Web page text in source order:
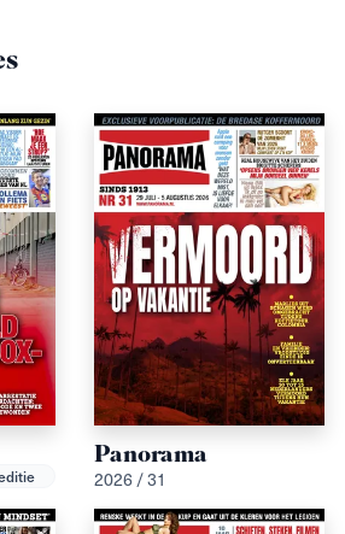
Panorama
2026 / 31